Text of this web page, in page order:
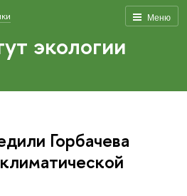
Меню
экологии
Горбачева